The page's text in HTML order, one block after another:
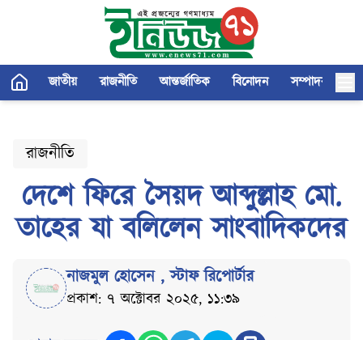
জাতীয় রাজনীতি আন্তর্জাতিক বিনোদন সম্পাদকীয়
রাজনীতি
দেশে ফিরে সৈয়দ আব্দুল্লাহ মো.
তাহের যা বলিলেন সাংবাদিকদের
নাজমুল হোসেন ,স্টাফ রিপোর্টার
প্রকাশ: ৭ অক্টোবর ২০২৫, ১১:৩৯